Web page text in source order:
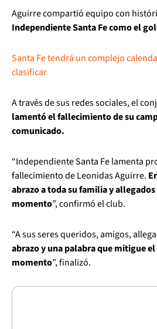
Aguirre compartió equipo con
Independiente Santa Fe como el
Santa Fe tendrá un complejo
clasificar
A través de sus redes sociales, el
lamentó el fallecimiento de su
comunicado.
“Independiente Santa Fe lamenta
fallecimiento de Leonidas Aguirre.
abrazo a toda su familia y
momento”, confirmó el club.
“A sus seres queridos, amigos,
abrazo y una palabra que mitigue
momento”, finalizó.